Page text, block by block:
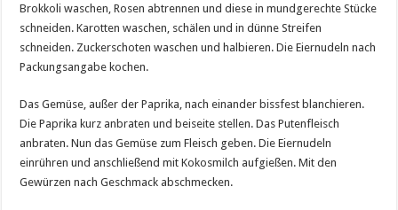
Brokkoli waschen, Rosen abtrennen und diese in mundgerechte Stücke
schneiden. Karotten waschen, schälen und in dünne Streifen
schneiden. Zuckerschoten waschen und halbieren. Die Eiernudeln nach
Packungsangabe kochen.
Das Gemüse, außer der Paprika, nach einander bissfest blanchieren.
Die Paprika kurz anbraten und beiseite stellen. Das Putenfleisch
anbraten. Nun das Gemüse zum Fleisch geben. Die Eiernudeln
einrühren und anschließend mit Kokosmilch aufgießen. Mit den
Gewürzen nach Geschmack abschmecken.